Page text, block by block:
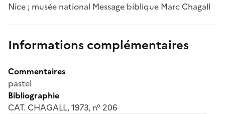
Nice ; musée national Message biblique Marc Chagall
Informations complémentaires
Commentaires
pastel
Bibliographie
CAT. CHAGALL, 1973, n° 206